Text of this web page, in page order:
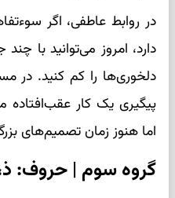
در روابط عاطفی، اگر
دارد، امروز می‌توانید با
دلخوری‌ها را کم کنید. در
پیگیری یک کار عقب‌افتاده
اما هنوز زمان تصمیم‌های
گروه سوم | حروف: